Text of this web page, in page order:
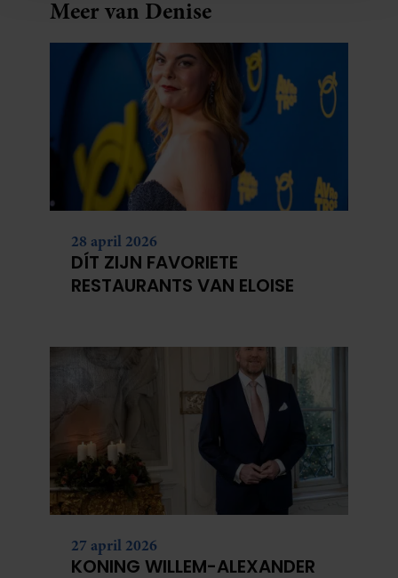
en om ons websiteverkeer te analyseren. Ook delen we
partners voor social media, adverteren en analyse. Deze
partners kunnen deze gegevens combineren met andere
informatie die u aan ze heeft verstrekt of die ze hebben
verzameld op basis van uw gebruik van hun services. U
gaat akkoord met onze cookies als u onze website blijft
Meer van Denise
28 april 2026
DÍT ZIJN FAVORIETE
RESTAURANTS VAN ELOISE
27 april 2026
KONING WILLEM-ALEXANDER